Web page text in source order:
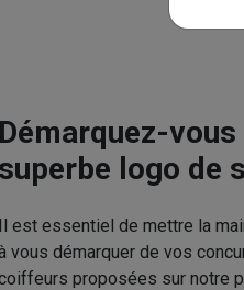
Démarquez-
superbe logo de
Il est essentiel de mettre la
vous démarquer de vos
proposées sur notre